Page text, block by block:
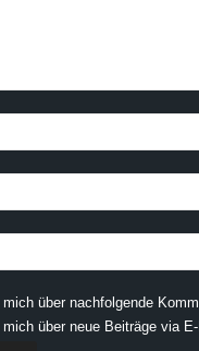
über nachfolgende
über neue Beiträge via